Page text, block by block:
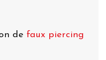
de faux piercing